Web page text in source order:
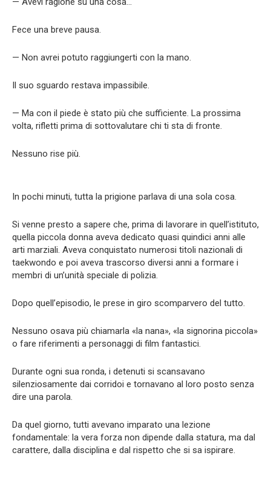
Fece una breve pausa.
— Non avrei potuto raggiungerti con la mano.
Il suo sguardo restava impassibile.
— Ma con il piede è stato più che sufficiente. La prossima
volta, rifletti prima di sottovalutare chi ti sta di fronte.
Nessuno rise più.
In pochi minuti, tutta la prigione parlava di una sola cosa.
Si venne presto a sapere che, prima di lavorare in quell’istituto,
quella piccola donna aveva dedicato quasi quindici anni alle
arti marziali. Aveva conquistato numerosi titoli nazionali di
taekwondo e poi aveva trascorso diversi anni a formare i
membri di un’unità speciale di polizia.
Dopo quell’episodio, le prese in giro scomparvero del tutto.
Nessuno osava più chiamarla «la nana», «la signorina piccola»
o fare riferimenti a personaggi di film fantastici.
Durante ogni sua ronda, i detenuti si scansavano
silenziosamente dai corridoi e tornavano al loro posto senza
dire una parola.
Da quel giorno, tutti avevano imparato una lezione
fondamentale: la vera forza non dipende dalla statura, ma dal
carattere, dalla disciplina e dal rispetto che si sa ispirare.